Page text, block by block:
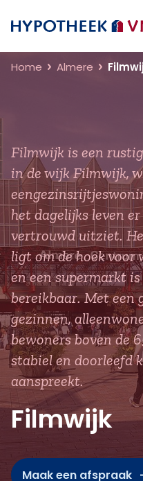
Terug naar home
Home Almere
Filmwijk is een
in de wijk Filmwijk,
het dagelijks leven
vertrouwd uitziet.
ligt om de hoek voor
en een supermarkt
bereikbaar. Met een
gezinnen,
bewoners boven de
stabiel en doorleefd
aanspreekt.
Filmwijk
Maak een afspraak